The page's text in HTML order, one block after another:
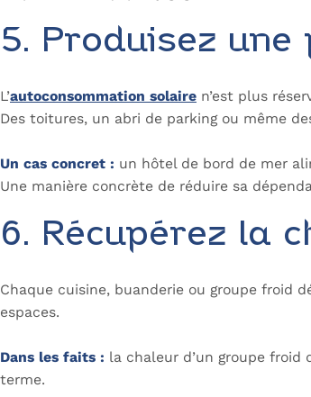
5. Produisez
L’autoconsommation solaire n’est plus
Des toitures, un abri de parking ou même
Un cas concret : un hôtel de bord de mer
Une manière concrète de réduire sa
6. Récupérez la
Chaque cuisine, buanderie ou groupe froid
espaces.
Dans les faits : la chaleur d’un groupe
terme.